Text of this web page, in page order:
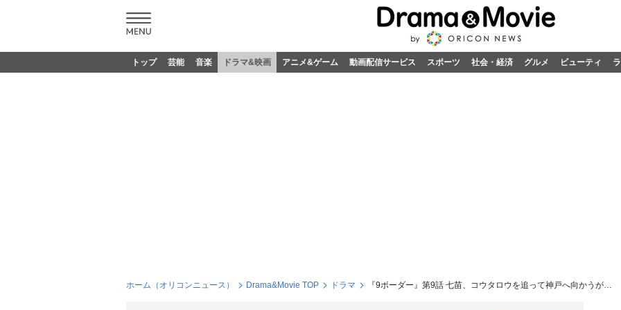
トップ 芸能 音楽 ドラマ&映画 アニメ&ゲーム 動画配信サービス スポーツ 社会・経済 グルメ ビューティ
ホーム（オリコンニュース） Drama&Movie TOP ドラマ 『9ボーダー』第9話 七苗、コウタロウを追って神戸へ向かうが…